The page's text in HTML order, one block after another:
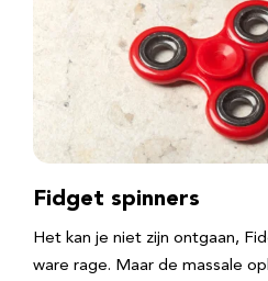
Fidget spinners
Het kan je niet zijn ontgaan,
ware rage. Maar de massale